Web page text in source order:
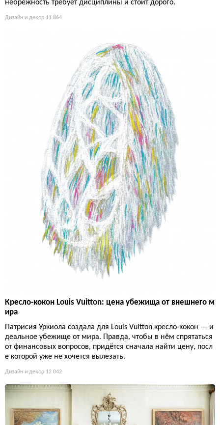
небрежность требует дисциплины и стоит дорого.
Дизайн и декор 11 864
Кресло-кокон Louis Vuitton: цена убежища от внешнего м
ира
Патрисия Уркиола создала для Louis Vuitton кресло-кокон — и
деальное убежище от мира. Правда, чтобы в нём спрятаться
от финансовых вопросов, придётся сначала найти цену, посл
е которой уже не хочется вылезать.
Дизайн и декор 12 042